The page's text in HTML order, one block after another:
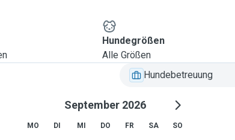
Hundegrößen
Alle Größen
Hundebetreuung
September 2026
MO DI MI DO FR SA SO